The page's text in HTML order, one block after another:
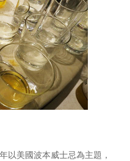
以美國波本威士忌為主題，